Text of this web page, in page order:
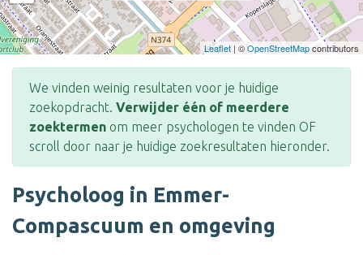
Leaflet | ©OpenStreetMapcontributors
We vinden weinig resultaten voor je huidige
zoekopdracht. Verwijder één of meerdere
zoektermen om meer psychologen te vinden OF
scroll door naar je huidige zoekresultaten hieronder.
Psycholoog in Emmer-
Compascuum en omgeving